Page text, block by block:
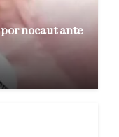
por nocaut ante